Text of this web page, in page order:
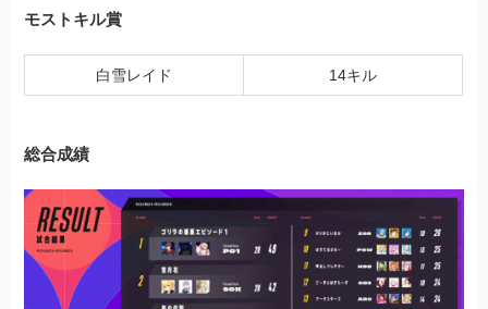
モストキル賞
白雪レイド 14キル
総合成績